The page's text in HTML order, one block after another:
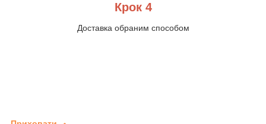
Крок 4
Доставка обраним способом